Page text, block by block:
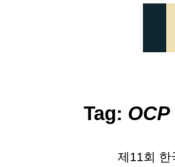
Tag: OCP
제11회 한